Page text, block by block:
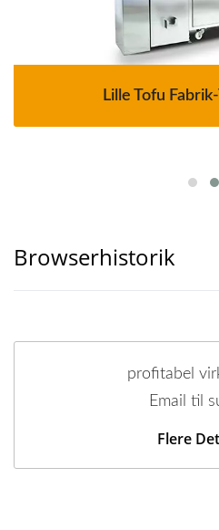
Lille Tofu
Browserhistorik
profitabel
Email til
Flere